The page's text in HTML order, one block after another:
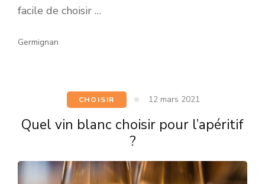
facile de choisir …
Germignan
CHOISIR 12 mars 2021
Quel vin blanc choisir pour l’apéritif
?